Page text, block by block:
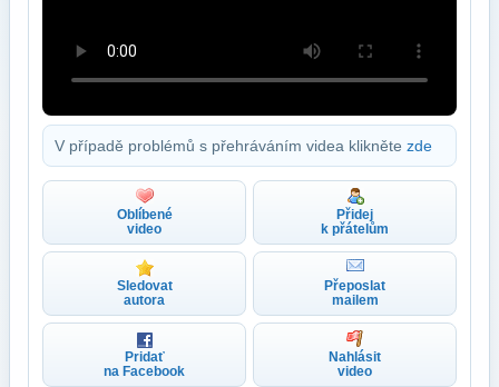
V případě problémů s přehráváním videa klikněte zde
Oblíbené
video
Přidej
k přátelům
Sledovat
autora
Přeposlat
mailem
Pridať
na Facebook
Nahlásit
video